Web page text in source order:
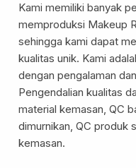
Kami memiliki banyak
memproduksi Makeup
sehingga kami dapat
kualitas unik. Kami
dengan pengalaman
Pengendalian kualitas
material kemasan, QC
dimurnikan, QC produk
kemasan.